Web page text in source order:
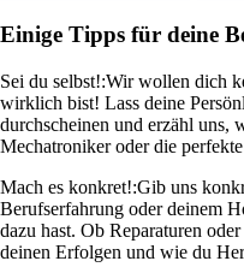
Einige Tipps für deine
Sei du selbst!:Wir wollen dich
wirklich bist! Lass deine
durchscheinen und erzähl uns,
Mechatroniker oder die
Mach es konkret!:Gib uns
Berufserfahrung oder deinem
dazu hast. Ob Reparaturen
deinen Erfolgen und wie du